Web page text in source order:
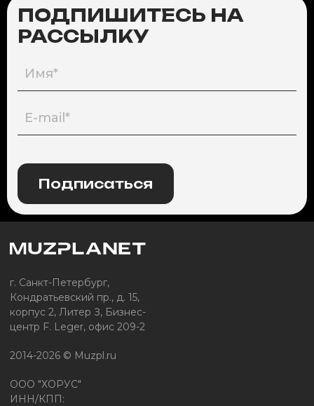
ПОДПИШИТЕСЬ НА
РАССЫЛКУ
Подписаться
г. Санкт-Петербург,
Кондратьевский пр., д. 15,
корпус 2, Литер З, Бизнес-
центр F. Leger, офис 209-2
2014-2026 © Muzpl.ru
ООО "ХОРУС"
ИНН/КПП: